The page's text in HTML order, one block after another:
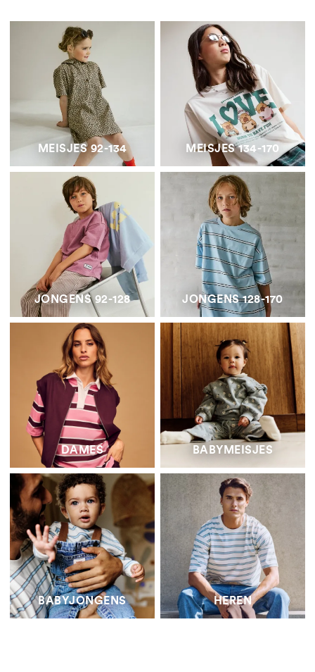
MEISJES 92-134 MEISJES 134-170
JONGENS 92-128 JONGENS 128-170
DAMES BABYMEISJES
BABYJONGENS HEREN